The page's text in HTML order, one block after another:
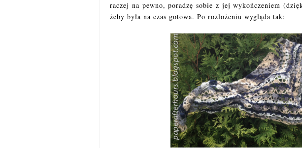
raczej na pewno, poradzę sobie z jej wykończeniem
żeby była na czas gotowa. Po rozłożeniu wygląda tak: